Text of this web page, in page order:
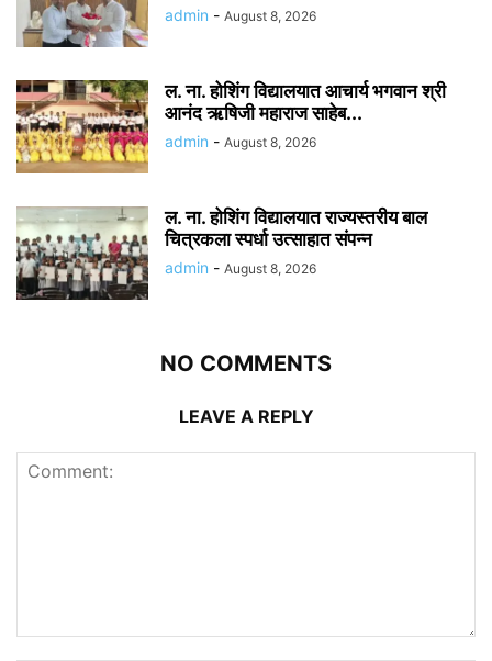
admin - August 8, 2026
ल. ना. होशिंग विद्यालयात आचार्य भगवान श्री
आनंद ऋषिजी महाराज साहेब...
admin - August 8, 2026
ल. ना. होशिंग विद्यालयात राज्यस्तरीय बाल
चित्रकला स्पर्धा उत्साहात संपन्न
admin - August 8, 2026
NO COMMENTS
LEAVE A REPLY